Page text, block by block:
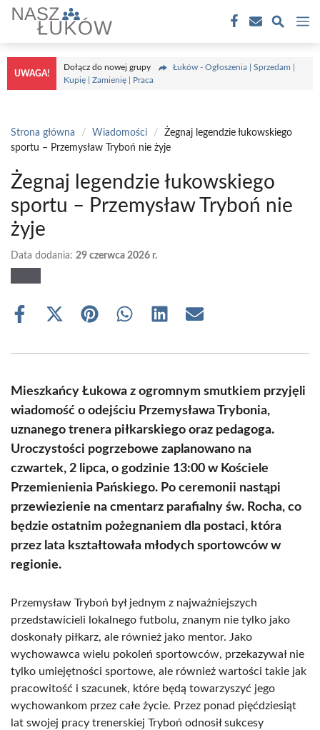
Przejdź
treści
UWAGA!
Dołącz do nowej grupy
Łuków - Ogłoszenia | Sprzedam |
Kupię | Zamienię | Praca
Strona główna / Wiadomości /
Żegnaj legendzie łukowskiego
sportu – Przemysław Tryboń nie żyje
Żegnaj legendzie łukowskiego
sportu – Przemysław Tryboń nie
żyje
Data dodania: 29 czerwca 2026 r.
Share
Share
(Twitter)
Share Share Share Share
Mieszkańcy Łukowa z ogromnym smutkiem przyjęli
wiadomość o odejściu Przemysława Trybonia,
uznanego trenera piłkarskiego oraz pedagoga.
Uroczystości pogrzebowe zaplanowano na
czwartek, 2 lipca, o godzinie 13:00 w Kościele
Przemienienia Pańskiego. Po ceremonii nastąpi
przewiezienie na cmentarz parafialny św. Rocha, co
będzie ostatnim pożegnaniem dla postaci, która
przez lata kształtowała młodych sportowców w
regionie.
Przemysław Tryboń był jednym z najważniejszych
przedstawicieli lokalnego futbolu, znanym nie tylko jako
doskonały piłkarz, ale również jako mentor. Jako
wychowawca wielu pokoleń sportowców, przekazywał nie
tylko umiejętności sportowe, ale również wartości takie jak
pracowitość i szacunek, które będą towarzyszyć jego
wychowankom przez całe życie. Przez ponad pięćdziesiąt
lat swojej pracy trenerskiej Tryboń odnosił sukcesy